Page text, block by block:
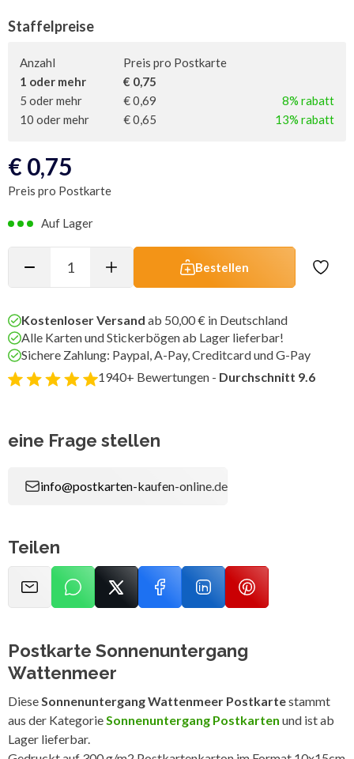
Staffelpreise
Anzahl
Preis pro Postkarte
1 oder mehr
€ 0,75
5 oder mehr
€ 0,69
8% rabatt
10 oder mehr
€ 0,65 13% rabatt
€ 0,75
Preis pro Postkarte
Auf Lager
Bestellen
Kostenloser Versand ab 50,00 € in Deutschland
Alle Karten und Stickerbögen ab Lager lieferbar!
Sichere Zahlung: Paypal, A-Pay, Creditcard und G-Pay
1940+ Bewertungen - Durchschnitt 9.6
eine Frage stellen
info@postkarten-kaufen-online.de
Teilen
Postkarte Sonnenuntergang
Wattenmeer
DieseSonnenuntergang Wattenmeer Postkartestammt
aus der KategorieSonnenuntergang Postkarten und ist ab
Lager lieferbar.